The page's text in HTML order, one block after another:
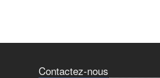
Contactez-nous